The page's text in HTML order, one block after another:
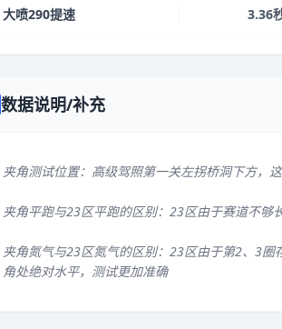
大喷290提速 3.36
数据说明/补充
夹角测试位置：高级驾照第一关左拐桥洞下方，
夹角平跑与23区平跑的区别：23区由于赛道不够
夹角氮气与23区氮气的区别：23区由于第2、3
角处绝对水平，测试更加准确